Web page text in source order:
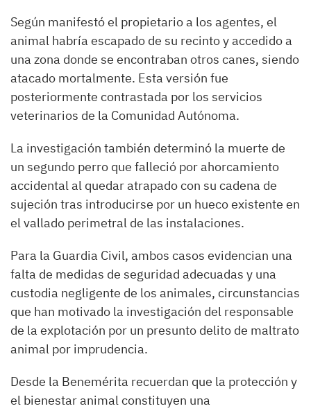
Según manifestó el propietario a los agentes, el
animal habría escapado de su recinto y accedido a
una zona donde se encontraban otros canes, siendo
atacado mortalmente. Esta versión fue
posteriormente contrastada por los servicios
veterinarios de la Comunidad Autónoma.
La investigación también determinó la muerte de
un segundo perro que falleció por ahorcamiento
accidental al quedar atrapado con su cadena de
sujeción tras introducirse por un hueco existente en
el vallado perimetral de las instalaciones.
Para la Guardia Civil, ambos casos evidencian una
falta de medidas de seguridad adecuadas y una
custodia negligente de los animales, circunstancias
que han motivado la investigación del responsable
de la explotación por un presunto delito de maltrato
animal por imprudencia.
Desde la Benemérita recuerdan que la protección y
el bienestar animal constituyen una